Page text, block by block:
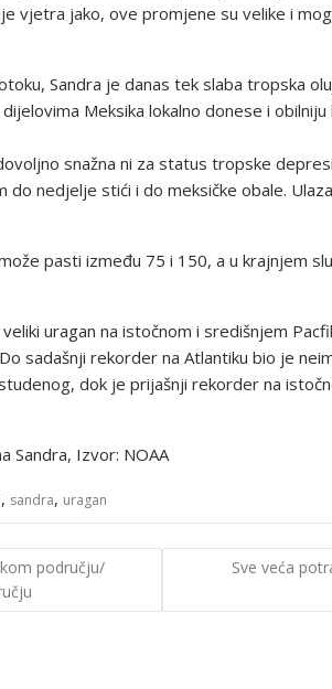
vjetra jako, ove promjene su velike i
Sandra je danas tek slaba tropska
Meksika lokalno donese i
snažna ni za status tropske
nedjelje stići i do meksičke obale.
pasti između 75 i 150, a u krajnjem
uragan na istočnom i središnjem
sadašnji rekorder na Atlantiku bio je
dok je prijašnji rekorder na
Sandra, Izvor: NOAA
, sandra, uragan
području/
Sve veća